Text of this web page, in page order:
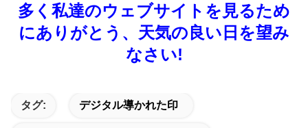
多く私達のウェブサイトを見るため
にありがとう、天気の良い日を望み
なさい!
タグ: デジタル導かれた印